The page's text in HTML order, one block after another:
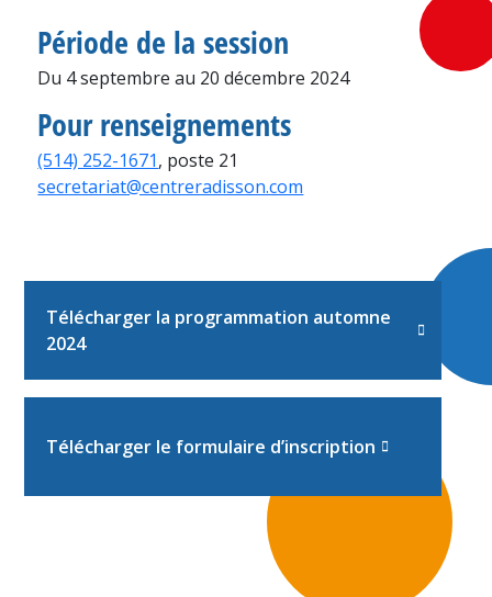
Période de la session
Du 4 septembre au 20 décembre 2024
Pour renseignements
(514) 252-1671, poste 21
secretariat@centreradisson.com
Télécharger la programmation automne
2024
Télécharger le formulaire d’inscription